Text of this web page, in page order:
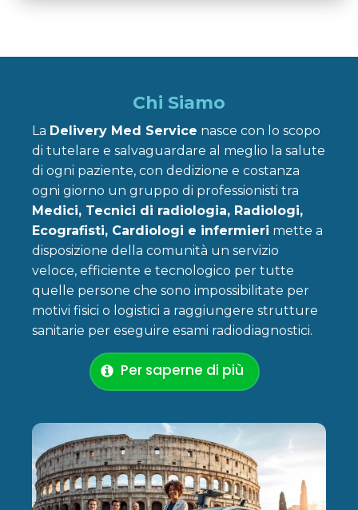
Chi Siamo
La Delivery Med Service nasce con lo scopo
di tutelare e salvaguardare al meglio la salute
di ogni paziente, con dedizione e costanza
ogni giorno un gruppo di professionisti tra
Medici, Tecnici di radiologia, Radiologi,
Ecografisti, Cardiologi e infermieri mette a
disposizione della comunità un servizio
veloce, efficiente e tecnologico per tutte
quelle persone che sono impossibilitate per
motivi fisici o logistici a raggiungere strutture
sanitarie per eseguire esami radiodiagnostici.
Per saperne di più